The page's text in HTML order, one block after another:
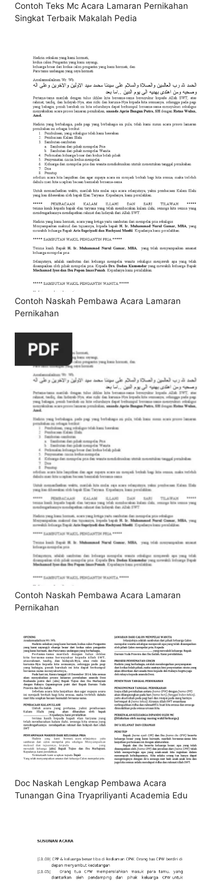
Contoh Teks Mc Acara Lamaran Pernikahan
Singkat Terbaik Makalah Pedia
Contoh Naskah Pembawa Acara Lamaran
Pernikahan
Contoh Naskah Pembawa Acara Lamaran
Pernikahan
Doc Naskah Lengkap Pembawa Acara
Tunangan Gina Tryapriliyanti Academia Edu